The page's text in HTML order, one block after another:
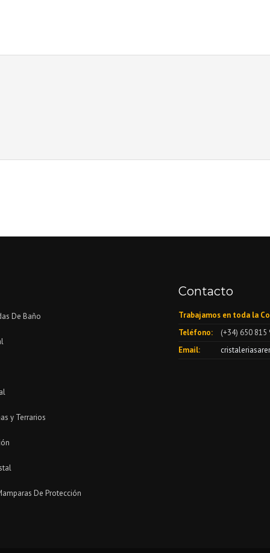
De Baño
y Terrarios
De Protección
Contacto
Trabajamos en toda la
Teléfono:
(+34) 650 815
Email: